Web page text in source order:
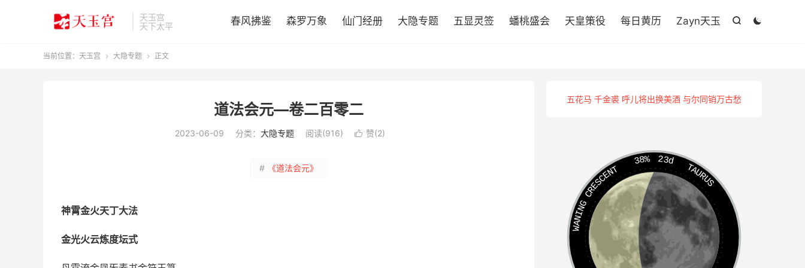
天玉宫
天下太平


春风拂鉴 森罗万象 仙门经册 大隐专题 五显灵签 蟠桃盛会 天皇策役 每日黄历 Zayn天玉
当前位置： 天玉宫  大隐专题  正文
道法会元—卷二百零二
2023-06-09 分类： 大隐专题 阅读(916)  赞(2)
# 《道法会元》
神霄金火天丁大法
金光火云炼度坛式
五花马 千金裘 呼儿将出换美酒 与尔同销万古愁
38% 23d
TAURUS
WANING CRESCENT